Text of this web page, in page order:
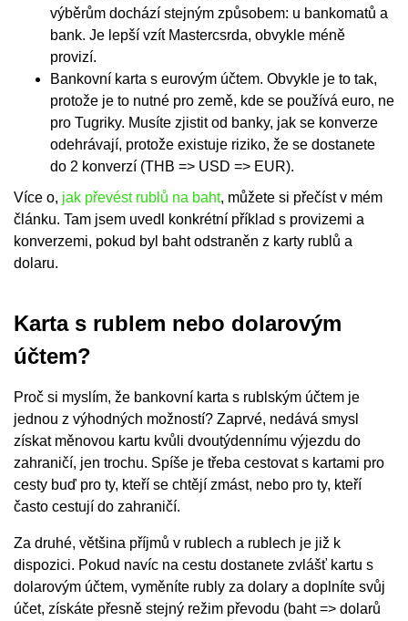
výběrům dochází stejným způsobem: u bankomatů a
bank. Je lepší vzít Mastercsrda, obvykle méně
provizí.
Bankovní karta s eurovým účtem. Obvykle je to tak,
protože je to nutné pro země, kde se používá euro, ne
pro Tugriky. Musíte zjistit od banky, jak se konverze
odehrávají, protože existuje riziko, že se dostanete
do 2 konverzí (THB => USD => EUR).
Více o, jak převést rublů na baht, můžete si přečíst v mém
článku. Tam jsem uvedl konkrétní příklad s provizemi a
konverzemi, pokud byl baht odstraněn z karty rublů a
dolaru.
Karta s rublem nebo dolarovým
účtem?
Proč si myslím, že bankovní karta s rublským účtem je
jednou z výhodných možností? Zaprvé, nedává smysl
získat měnovou kartu kvůli dvoutýdennímu výjezdu do
zahraničí, jen trochu. Spíše je třeba cestovat s kartami pro
cesty buď pro ty, kteří se chtějí zmást, nebo pro ty, kteří
často cestují do zahraničí.
Za druhé, většina příjmů v rublech a rublech je již k
dispozici. Pokud navíc na cestu dostanete zvlášť kartu s
dolarovým účtem, vyměníte rubly za dolary a doplníte svůj
účet, získáte přesně stejný režim převodu (baht => dolarů